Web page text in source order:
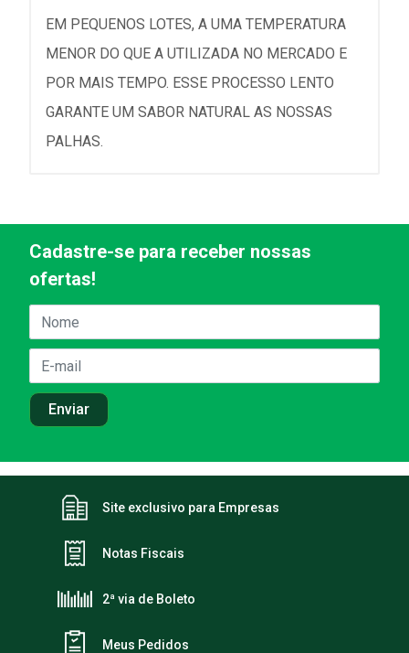
EM PEQUENOS LOTES, A UMA TEMPERATURA
MENOR DO QUE A UTILIZADA NO MERCADO E
POR MAIS TEMPO. ESSE PROCESSO LENTO
GARANTE UM SABOR NATURAL AS NOSSAS
PALHAS.
Cadastre-se para receber nossas
ofertas!
Site exclusivo para Empresas
Notas Fiscais
2ª via de Boleto
Meus Pedidos